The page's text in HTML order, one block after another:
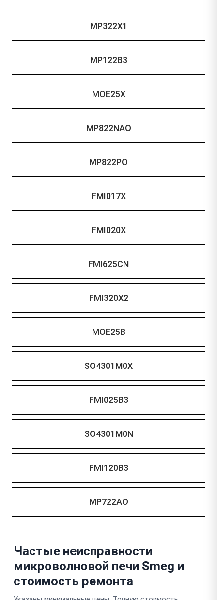
MP322X1
MP122B3
MOE25X
MP822NAO
MP822PO
FMI017X
FMI020X
FMI625CN
FMI320X2
MOE25B
SO4301M0X
FMI025B3
SO4301M0N
FMI120B3
MP722AO
Частые неисправности
микроволновой печи Smeg и
стоимость ремонта